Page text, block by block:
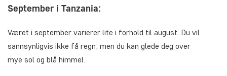
September i Tanzania:
Været i september varierer lite i forhold til august. Du vil
sannsynligvis ikke få regn, men du kan glede deg over
mye sol og blå himmel.